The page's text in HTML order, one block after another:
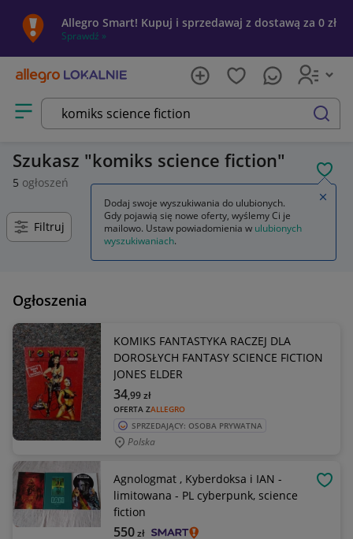
Allegro Smart! Kupuj i sprzedawaj z dostawą za 0 zł
Sprawdź »
Otwórz menu z kategoriami
szukaj
Szukasz komiks science fiction
5 ogłoszeń
Filtruj
Ogłoszenia
KOMIKS FANTASTYKA RACZEJ DLA
DOROSŁYCH FANTASY SCIENCE FICTION
JONES ELDER
OFERTA ZALLEGRO
34,99zł
SPRZEDAJĄCY: OSOBA PRYWATNA
Polska
Agnologmat , Kyberdoksa i IAN -
limitowana - PL cyberpunk, science
fiction
550zł
Dodaj swoje wyszukiwania do ulubionych.
Gdy pojawią się nowe oferty, wyślemy Ci je
mailowo. Ustaw powiadomienia w ulubionych
wyszukiwaniach.